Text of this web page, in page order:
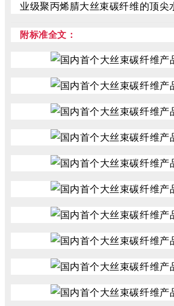
业级聚丙烯腈大丝束碳纤维的顶尖
附标准全文：